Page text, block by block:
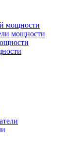
мощности
мощности